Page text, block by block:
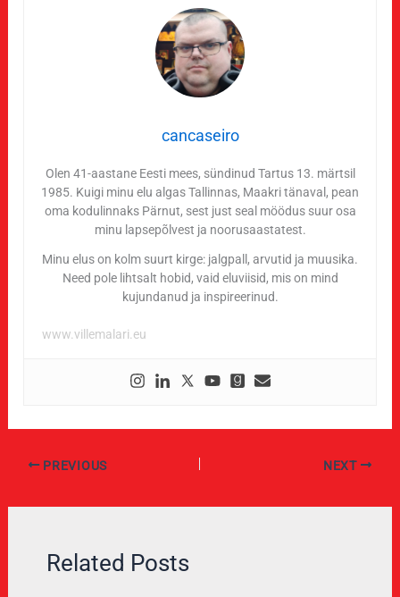
cancaseiro
Olen 41-aastane Eesti mees, sündinud Tartus 13. märtsil
1985. Kuigi minu elu algas Tallinnas, Maakri tänaval, pean
oma kodulinnaks Pärnut, sest just seal möödus suur osa
minu lapsepõlvest ja noorusaastatest.
Minu elus on kolm suurt kirge: jalgpall, arvutid ja muusika.
Need pole lihtsalt hobid, vaid eluviisid, mis on mind
kujundanud ja inspireerinud.
www.villemalari.eu
PREVIOUS NEXT
Related Posts